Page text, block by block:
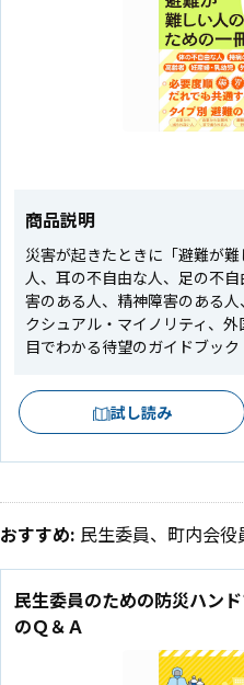
商品説明
災害が起きたときに「避難が
人、耳の不自由な人、足の不
害のある人、精神障害のある
クシュアル・マイノリティ、
目でわかる待望のガイドブック
試し読み
おすすめ: 民生委員、町内会役
民生委員のための防災ハン
のＱ＆Ａ